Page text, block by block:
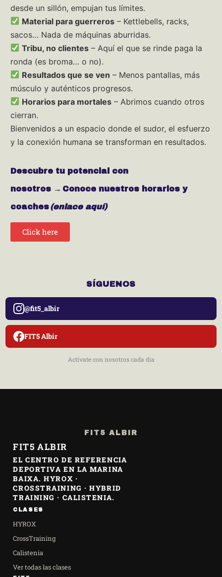
desde un sillón, empujan tus límites.
Material para guerreros – Kettlebells, racks,
sacos… Nada de máquinas aburridas.
Tribu, no clientes – Aquí el que se rinde paga la
ronda (es broma… o no).
Resultados que se ven – Menos pantallas, más
músculo y auténticos progresos.
Horarios para mortales – Abrimos cuando otros
cierran.
Bienvenidos a un espacio donde el sudor, el esfuerzo
y la conexión humana se transforman en resultados.
Descubre tu potencial con
nosotros →Conoce nuestros horarios y
coaches(enlace aquí)
Click here
SÍGUENOS
@fit5_albir
FIT5 Albir
Actívate con nosotros cada día
FIT5 ALBIR
FIT5 ALBIR
EL CENTRO DE REFERENCIA
DEPORTIVA EN LA MARINA
BAIXA. HYROX ·
CROSSTRAINING · HYBRID
TRAINING · CALISTENIA.
CLASES
HYROX
CrossTraining
Calistenia
Ver todas las clases